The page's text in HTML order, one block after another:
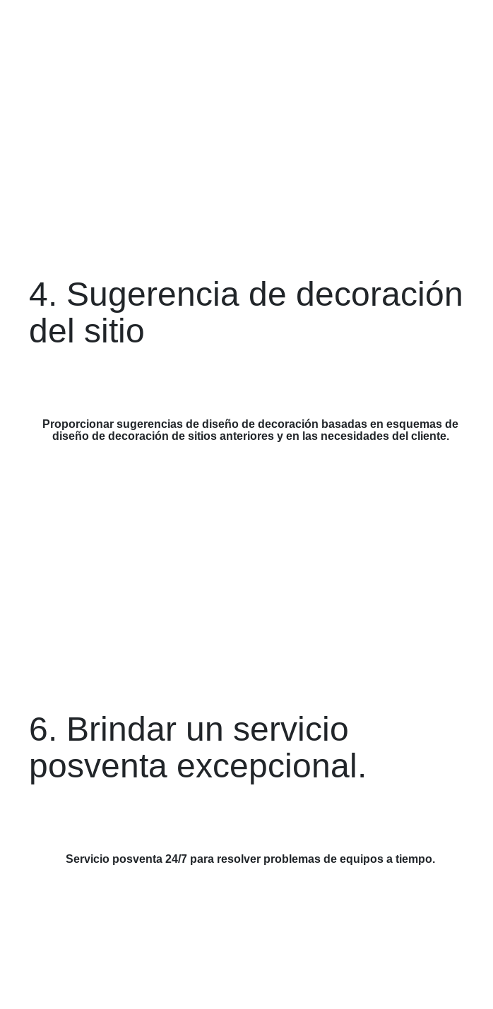
4. Sugerencia de decoración
del sitio
Proporcionar sugerencias de diseño de decoración basadas en esquemas de
diseño de decoración de sitios anteriores y en las necesidades del cliente.
6. Brindar un servicio
posventa excepcional.
Servicio posventa 24/7 para resolver problemas de equipos a tiempo.